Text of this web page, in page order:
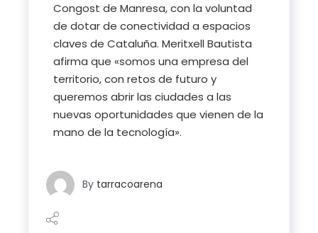
Congost de Manresa, con la voluntad
de dotar de conectividad a espacios
claves de Cataluña. Meritxell Bautista
afirma que «somos una empresa del
territorio, con retos de futuro y
queremos abrir las ciudades a las
nuevas oportunidades que vienen de la
mano de la tecnología».
By tarracoarena